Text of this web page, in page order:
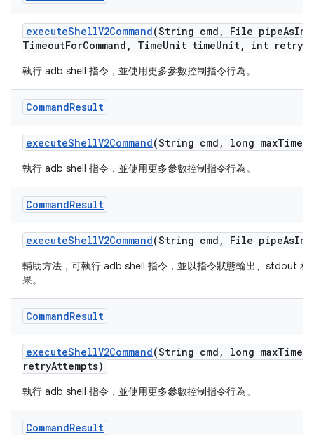
executeShellV2Command(String cmd , File pipeAs
TimeoutForCommand , TimeUnit timeUnit, int retry
執行 adb shell 指令，並使用更多參數控制指令行為。
CommandResult
executeShellV2Command(String cmd , long max
執行 adb shell 指令，並使用更多參數控制指令行為。
CommandResult
executeShellV2Command(String cmd , File pipeAs
輔助方法，可執行 adb shell 指令，並以指令狀態輸出、stdout
果。
CommandResult
executeShellV2Command(String cmd , long max
retryAttempts)
執行 adb shell 指令，並使用更多參數控制指令行為。
CommandResult